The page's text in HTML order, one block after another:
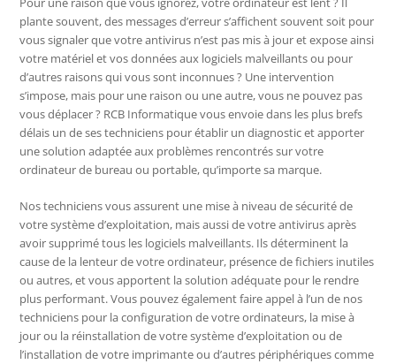
plante souvent, des messages d’erreur s’affichent souvent soit pour
vous signaler que votre antivirus n’est pas mis à jour et expose ainsi
votre matériel et vos données aux logiciels malveillants ou pour
d’autres raisons qui vous sont inconnues ? Une intervention
s’impose, mais pour une raison ou une autre, vous ne pouvez pas
vous déplacer ? RCB Informatique vous envoie dans les plus brefs
délais un de ses techniciens pour établir un diagnostic et apporter
une solution adaptée aux problèmes rencontrés sur votre
ordinateur de bureau ou portable, qu’importe sa marque.
Nos techniciens vous assurent une mise à niveau de sécurité de
votre système d’exploitation, mais aussi de votre antivirus après
avoir supprimé tous les logiciels malveillants. Ils déterminent la
cause de la lenteur de votre ordinateur, présence de fichiers inutiles
ou autres, et vous apportent la solution adéquate pour le rendre
plus performant. Vous pouvez également faire appel à l’un de nos
techniciens pour la configuration de votre ordinateurs, la mise à
jour ou la réinstallation de votre système d’exploitation ou de
l’installation de votre imprimante ou d’autres périphériques comme